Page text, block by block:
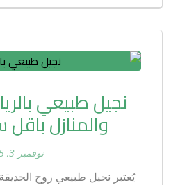
نجيل طبيعي
والمنازل
نوفمبر 3, 2025
يُعتبر نجيل طبيعي روح الحديقة